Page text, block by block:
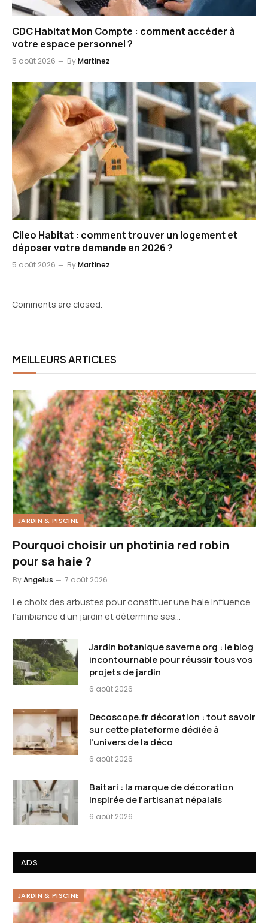
CDC Habitat Mon Compte : comment accéder à
votre espace personnel ?
5 août 2026 ByMartinez
Cileo Habitat : comment trouver un logement et
déposer votre demande en 2026 ?
5 août 2026 ByMartinez
Comments are closed.
MEILLEURS ARTICLES
JARDIN & PISCINE
Pourquoi choisir un photinia red robin
pour sa haie ?
ByAngelus 7 août 2026
Le choix des arbustes pour constituer une haie influence
l’ambiance d’un jardin et détermine ses…
Jardin botanique saverne org : le blog
incontournable pour réussir tous vos
projets de jardin
6 août 2026
Decoscope.fr décoration : tout savoir
sur cette plateforme dédiée à
l’univers de la déco
6 août 2026
Baitari : la marque de décoration
inspirée de l’artisanat népalais
6 août 2026
ADS
JARDIN & PISCINE